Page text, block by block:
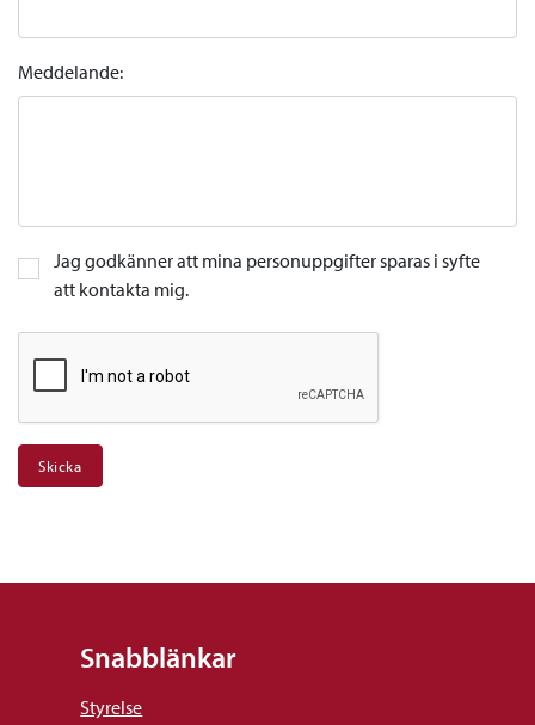
Meddelande:
Jag godkänner att mina personuppgifter sparas i syfte
att kontakta mig.
Snabblänkar
Styrelse